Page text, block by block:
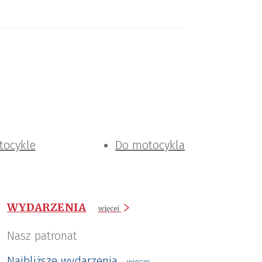
Do motocykla
WYDARZENIA więcej
Nasz patronat